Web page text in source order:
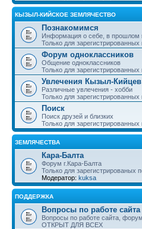
КЫЗЫЛ-КИЙСКОЕ ЗЕМЛЯЧЕСТВО
Познакомимся
Информация о себе, в прошлом
Только для зарегистрированных
Форум одноклассников
Общение одноклассников
Только для зарегистрированных
Увлечения Кызыл-Кийцев
Различные увлечения - хобби
Только для зарегистрированных
Поиск
Поиск друзей и близких
Только для зарегистрированных
ЗЕМЛЯЧЕСТВА
Кара-Балта
Форум г.Кара-Балта
Только для зарегистрированых
Модератор: kuksa
ПОДДЕРЖКА
Вопросы по работе сайта
Вопросы по работе сайта,
ОТКРЫТ ДЛЯ ВСЕХ